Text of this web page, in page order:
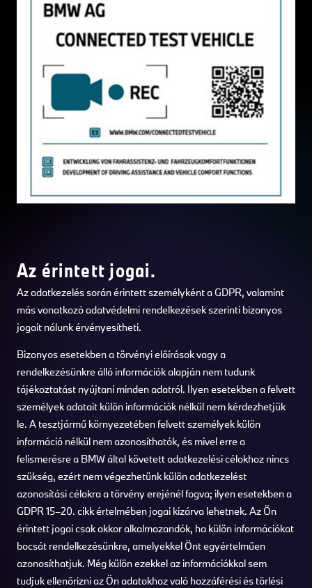
Az érintett jogai.
Az adatkezelés során érintett személyként a GDPR, valamint
más vonatkozó adatvédelmi rendelkezések szerinti bizonyos
jogait nálunk érvényesítheti.
Bizonyos esetekben a törvényi előírások vagy a
rendelkezésünkre álló információk alapján nem tudunk
tájékoztatást nyújtani minden adatról. Ilyen esetekben a felvett
személyek adatait külön információk nélkül nem kérdezhetjük
le. A tesztjármű környezetében felvett személyek külön
információ nélkül nem azonosíthatók, és mivel erre a
felismerésre a BMW által követett adatkezelési célokhoz nincs
szükség, ezért nem végezhetünk külön adatkezelést
azonosítási célokra a törvény erejénél fogva; ilyen esetekben a
GDPR 15–20. cikk értelmében jogai kizárva lehetnek. Az Ön
érintett jogai csak akkor alkalmazandók, ha külön információkat
bocsát rendelkezésünkre, amelyekkel Önt egyértelműen
azonosíthatjuk. Még külön ezekkel az információkkal sem
tudjuk ellenőrizni az Ön adatokhoz való hozzáférési és törlési